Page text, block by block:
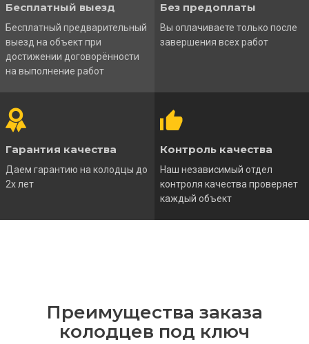
Бесплатный выезд
Бесплатный предварительный
выезд на объект при
достижении договорённости
на выполнение работ
Без предоплаты
Вы оплачиваете только после
завершения всех работ
Гарантия качества
Даем гарантию на колодцы до
2х лет
Контроль качества
Наш независимый отдел
контроля качества проверяет
каждый объект
Преимущества заказа
колодцев под ключ